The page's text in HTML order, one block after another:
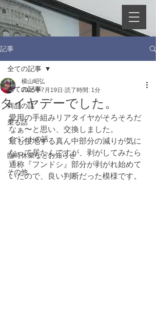
記事
全ての記事
商品の話
乗る話
イベントの話
臨時休業などお知らせ
その他
全ての記事
タイヤデーでした。
横山昭弘
2025年7月19日 読了時間: 1分
愛用の手組みリアタイヤがそろそろだ
なぁ〜と思い、交換しました。
最も接地する真ん中部分の減りが気に
なって居たんですが、剥がしてみたら
通称『フンドシ』部分が剥がれ始めて
いたので、良い判断だった模様です。